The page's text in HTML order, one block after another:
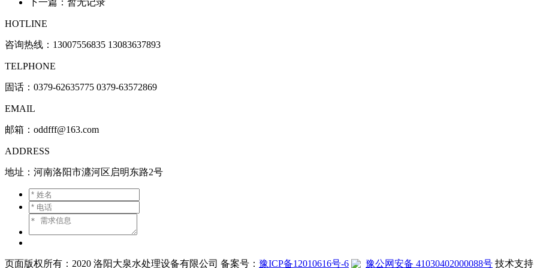
HOTLINE
咨询热线： 13007556835 13083637893
TELPHONE
固话：0379-62635775 0379-63572869
EMAIL
邮箱：oddfff@163.com
ADDRESS
地址：河南洛阳市瀍河区启明东路2号
页面版权所有：2020 洛阳大泉水处理设备有限公司 备案号： 豫ICP备12010616号-6 豫公网安备 41030402000088号 技术支持